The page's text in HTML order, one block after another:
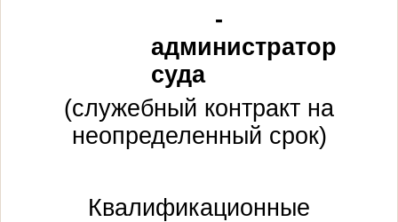
-
администратор
суда
(служебный контракт на
неопределенный срок)
Квалификационные